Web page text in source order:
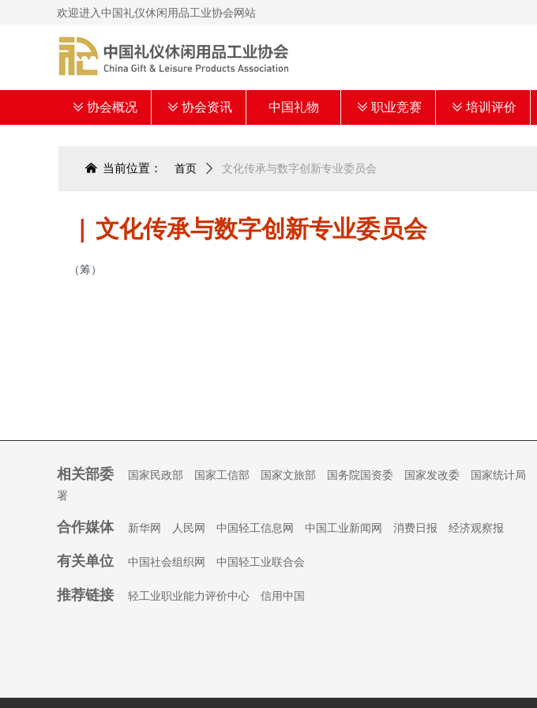
欢迎进入中国礼仪休闲用品工业协会网站
ꅂ 协会概况 ꅂ 协会资讯 中国礼物 ꅂ 职业竞赛 ꅂ 培训评价
| 文化传承与数字创新专业委员会
（筹）
낀 当前位置： 首页 ꄲ 文化传承与数字创新专业委员会
相关部委 国家民政部 国家工信部 国家文旅部 国务院国资委 国家发改委 国家统计局
署
合作媒体 新华网 人民网 中国轻工信息网 中国工业新闻网 消费日报 经济观察报
有关单位 中国社会组织网 中国轻工业联合会
推荐链接 轻工业职业能力评价中心 信用中国